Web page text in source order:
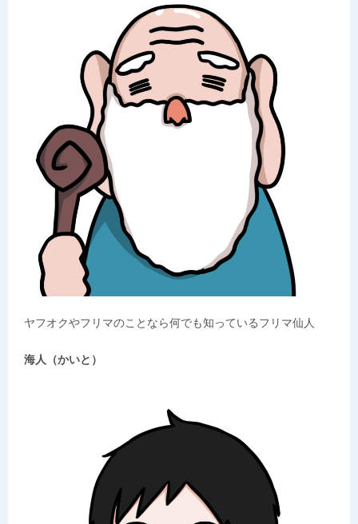
ヤフオクやフリマのことなら何でも知っているフリマ仙人
海人（かいと）